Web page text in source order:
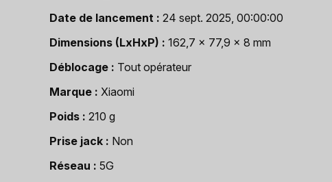
Date de lancement
24 sept. 2025, 00:00:00
Dimensions (LxHxP)
162,7 x 77,9 x 8 mm
Déblocage
Tout opérateur
Marque
Xiaomi
Poids
210 g
Prise jack
Non
Réseau
5G